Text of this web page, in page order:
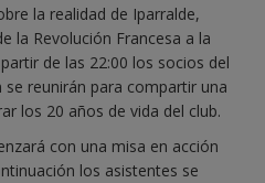
la realidad de Iparralde,
la Revolución Francesa a la
de las 22:00 los socios del
reunirán para compartir una
los 20 años de vida del club.
con una misa en acción
los asistentes se